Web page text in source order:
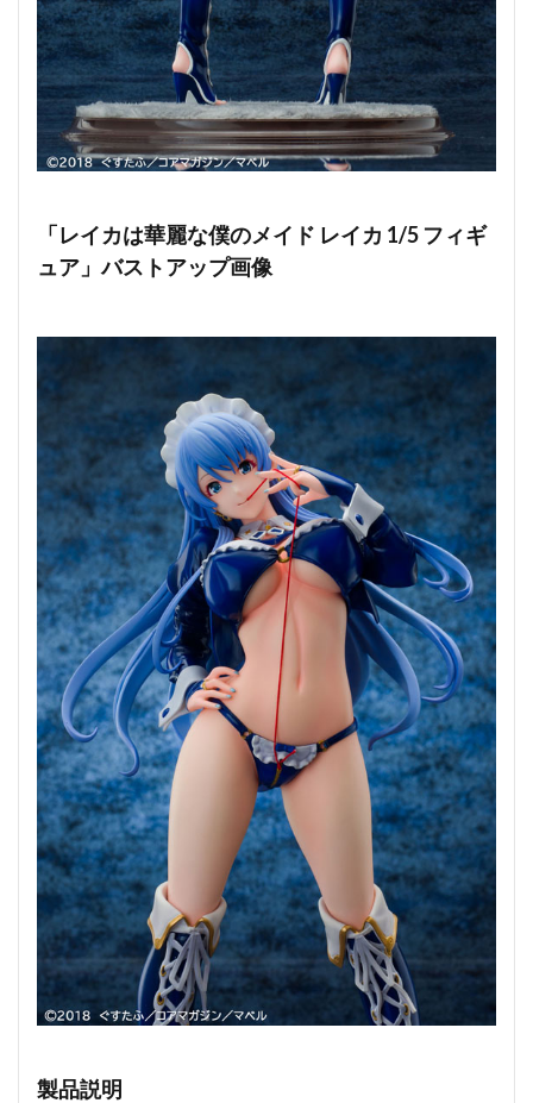
「レイカは華麗な僕のメイド レイカ 1/5 フィギ
ュア」バストアップ画像
製品説明